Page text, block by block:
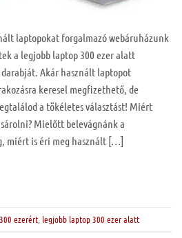
laptopokat forgalmazó webáruházunk
a legjobb laptop 300 ezer alatt
Akár használt laptopot
keresel megfizethető, de
a tökéletes választást! Miért
Mielőtt belevágnánk a
miért is éri meg használt […]
ezerért legjobb laptop 300 ezer alatt